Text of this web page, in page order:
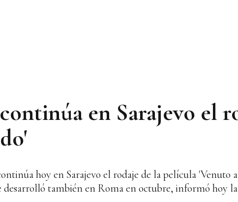
en Sarajevo el
hoy en Sarajevo el rodaje de la película 'Venuto
desarrolló también en Roma en octubre, informó hoy